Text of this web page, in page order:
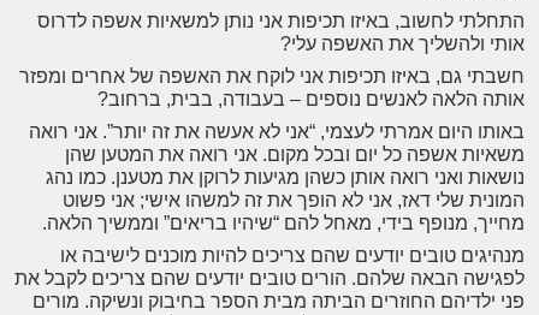
התחלתי לחשוב, באיזו תכיפות אני נותן למשאיות אשפה לדרוס
אותי ולהשליך את האשפה עלי?
חשבתי גם, באיזו תכיפות אני לוקח את האשפה של אחרים ומפזר
אותה הלאה לאנשים נוספים – בעבודה, בבית, ברחוב?
באותו היום אמרתי לעצמי, “אני לא אעשה את זה יותר”. אני רואה
משאיות אשפה כל יום ובכל מקום. אני רואה את המטען שהן
נושאות ואני רואה אותן כשהן מגיעות לרוקן את מטענן. כמו נהג
המונית שלי דאז, אני לא הופך את זה למשהו אישי; אני פשוט
מחייך, מנופף בידי, מאחל להם “שיהיו בריאים” וממשיך הלאה.
מנהיגים טובים יודעים שהם צריכים להיות מוכנים לישיבה או
לפגישה הבאה שלהם. הורים טובים יודעים שהם צריכים לקבל את
פני ילדיהם החוזרים הביתה מבית הספר בחיבוק ונשיקה. מורים